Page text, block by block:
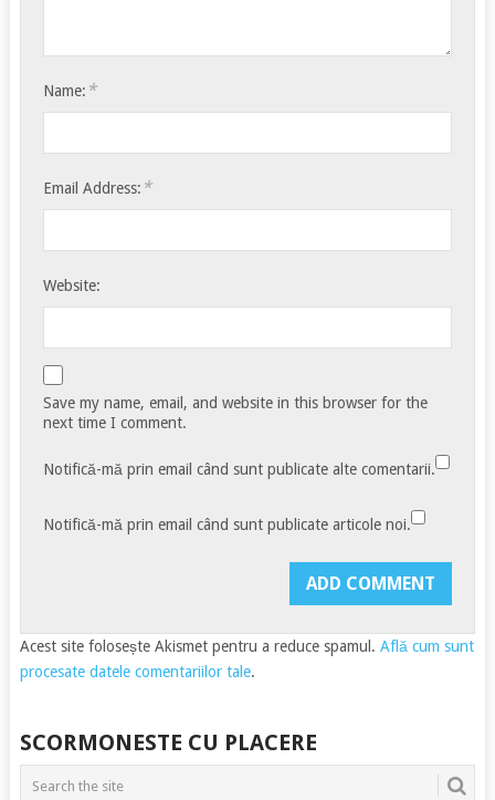
Name: *
Email Address: *
Website:
Save my name, email, and website in this browser for the
next time I comment.
Notifică-mă prin email când sunt publicate alte comentarii.
Notifică-mă prin email când sunt publicate articole noi.
Acest site folosește Akismet pentru a reduce spamul. Află cum sunt
procesate datele comentariilor tale.
SCORMONESTE CU PLACERE